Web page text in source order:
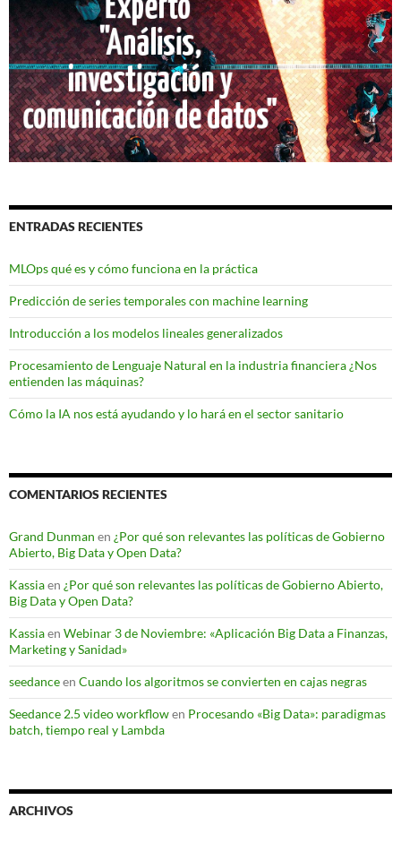
ENTRADAS RECIENTES
MLOps qué es y cómo funciona en la práctica
Predicción de series temporales con machine learning
Introducción a los modelos lineales generalizados
Procesamiento de Lenguaje Natural en la industria financiera ¿Nos
entienden las máquinas?
Cómo la IA nos está ayudando y lo hará en el sector sanitario
COMENTARIOS RECIENTES
Grand Dunman en ¿Por qué son relevantes las políticas de Gobierno
Abierto, Big Data y Open Data?
Kassiaen ¿Por qué son relevantes las políticas de Gobierno Abierto,
Big Data y Open Data?
Kassiaen Webinar 3 de Noviembre: «Aplicación Big Data a Finanzas,
Marketing y Sanidad»
seedanceen Cuando los algoritmos se convierten en cajas negras
Seedance 2.5 video workflowen Procesando «Big Data»: paradigmas
batch, tiempo real y Lambda
ARCHIVOS